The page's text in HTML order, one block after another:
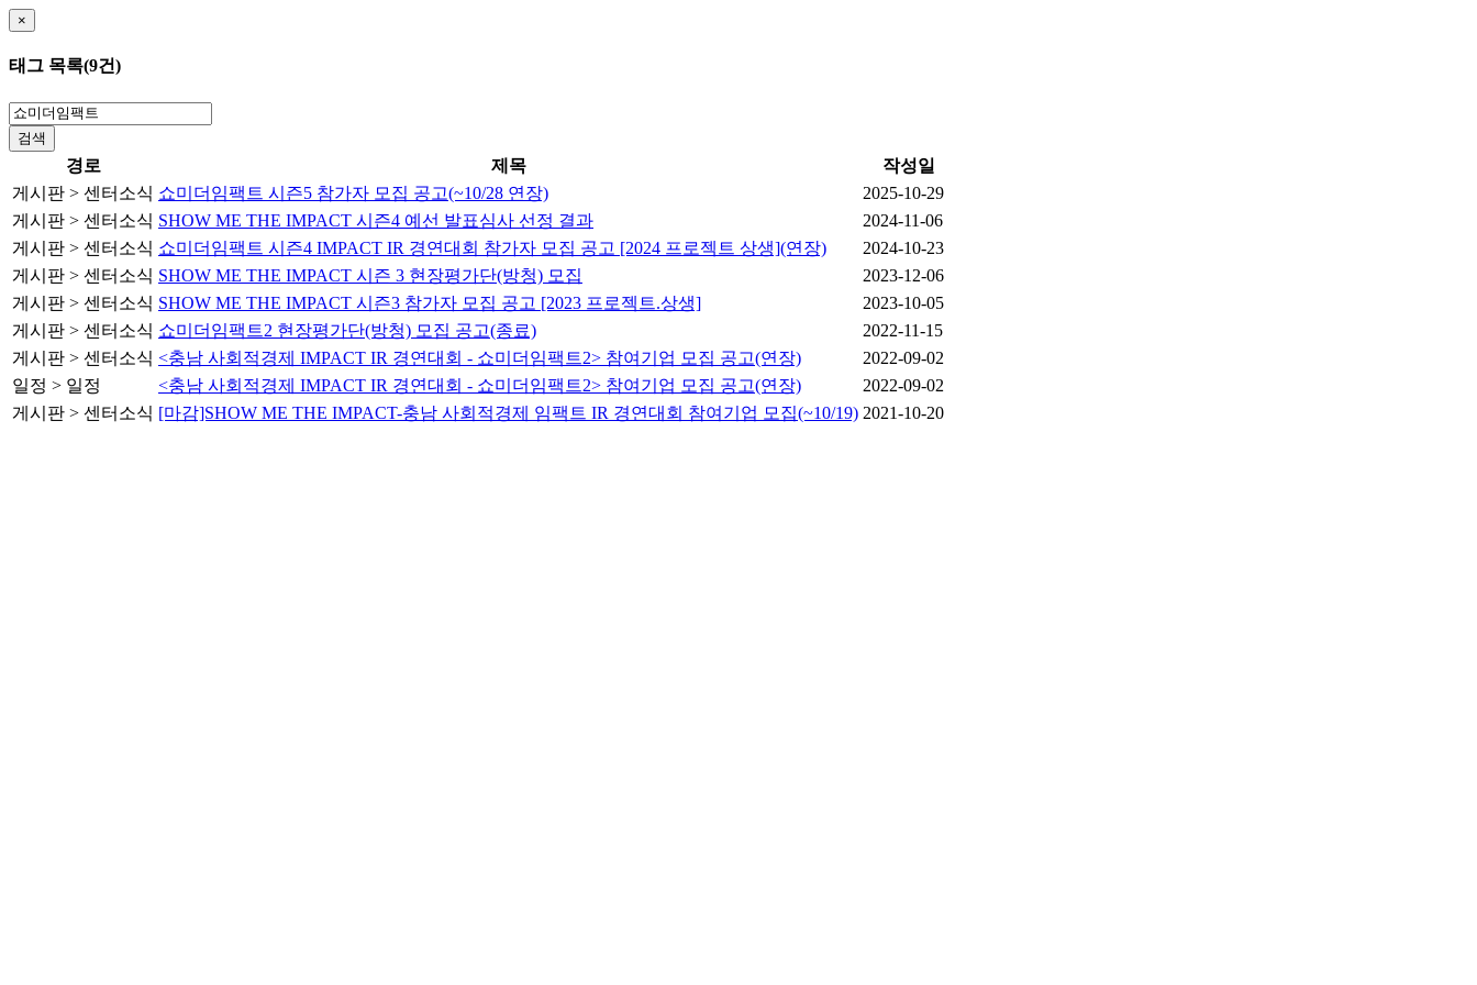
×
태그 목록(9건)
검색
경로 제목
작성일
게시판 > 센터소식 쇼미더임팩트 시즌5 참가자 모집 공고(~10/28 연장)
2025-10-29
게시판 > 센터소식 SHOW ME THE IMPACT 시즌4 예선 발표심사 선정 결과
2024-11-06
게시판 > 센터소식 쇼미더임팩트 시즌4 IMPACT IR 경연대회 참가자 모집 공고 [2024 프로젝트 상생](연장)
2024-10-23
게시판 > 센터소식 SHOW ME THE IMPACT 시즌 3 현장평가단(방청) 모집
2023-12-06
게시판 > 센터소식 SHOW ME THE IMPACT 시즌3 참가자 모집 공고 [2023 프로젝트.상생]
2023-10-05
게시판 > 센터소식 쇼미더임팩트2 현장평가단(방청) 모집 공고(종료)
2022-11-15
게시판 > 센터소식 <충남 사회적경제 IMPACT IR 경연대회 - 쇼미더임팩트2> 참여기업 모집 공고(연장)
2022-09-02
일정 > 일정 <충남 사회적경제 IMPACT IR 경연대회 - 쇼미더임팩트2> 참여기업 모집 공고(연장)
2022-09-02
게시판 > 센터소식 [마감]SHOW ME THE IMPACT-충남 사회적경제 임팩트 IR 경연대회 참여기업 모집(~10/19) 2021-10-20